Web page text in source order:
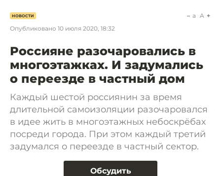
НОВОСТИ
Опубликовано 10 июля 2020, 18:32
a A
Россияне разочаровались в
многоэтажках. И задумались
о переезде в частный дом
Каждый шестой россиянин за время
длительной самоизоляции разочаровался
в идее жить в многоэтажных небоскрёбах
посреди города. При этом каждый третий
задумался о переезде в частный сектор.
Обсудить